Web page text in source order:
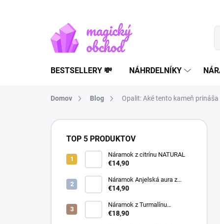
BESTSELLERY 💸 NÁHRDELNÍKY
Domov Blog Opalit: Aké tento kameň
B
TOP 5 PRODUKTOV
Náramok z citrínu NATURAL
€14,90
Náramok Anjelská aura z
horského krištáľu | liečivý
€14,90
Náramok z Turmalínu
NATURAL - ochranný kameň
€18,90